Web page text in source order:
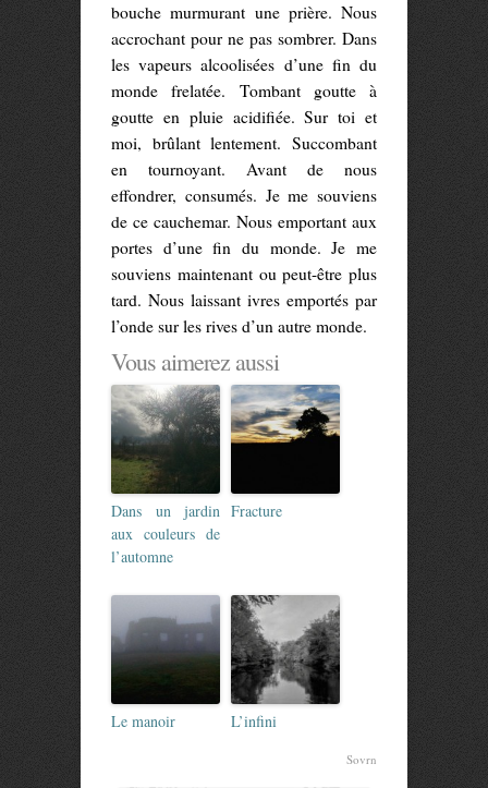
bouche murmurant une prière. Nous
accrochant pour ne pas sombrer. Dans
les vapeurs alcoolisées d’une fin du
monde frelatée. Tombant goutte à
goutte en pluie acidifiée. Sur toi et
moi, brûlant lentement. Succombant
en tournoyant. Avant de nous
effondrer, consumés. Je me souviens
de ce cauchemar. Nous emportant aux
portes d’une fin du monde. Je me
souviens maintenant ou peut-être plus
tard. Nous laissant ivres emportés par
l’onde sur les rives d’un autre monde.
Vous aimerez aussi
Dans un jardin
aux couleurs de
l’automne
Fracture
Le manoir L’infini
Sovrn